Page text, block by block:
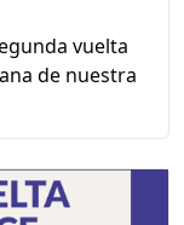
vuelta
de nuestra